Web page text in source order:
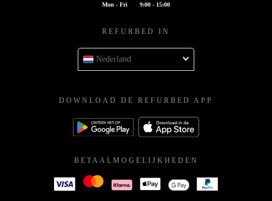
Mon - Fri 9:00 - 15:00
REFURBED IN
Nederland
DOWNLOAD DE REFURBED APP
BETAALMOGELIJKHEDEN